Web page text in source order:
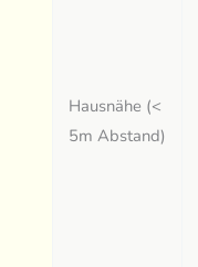
Hausnähe (<
5m Abstand)